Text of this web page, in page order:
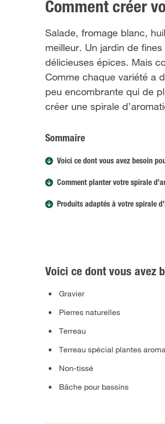
Comment créer
Salade, fromage blanc,
meilleur. Un jardin de
délicieuses épices. Mais
Comme chaque variété a
peu encombrante qui de
créer une spirale
Sommaire
Voici ce dont vous avez besoin
Comment planter votre spirale
Produits adaptés à votre spirale
Voici ce dont vous avez
Gravier
Pierres naturelles
Terreau
Terreau spécial plantes
Non-tissé
Bâche pour bassins